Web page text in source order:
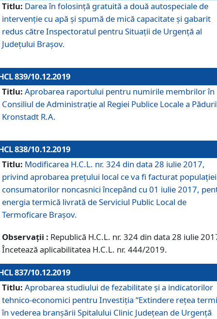
Titlu: Darea în folosință gratuită a două autospeciale de
intervenție cu apă și spumă de mică capacitate și gabarit
redus către Inspectoratul pentru Situaţii de Urgenţă al
Judeţului Brașov.
839/10.12.2019
Titlu: Aprobarea raportului pentru numirile membrilor în
Consiliul de Administraţie al Regiei Publice Locale a
Kronstadt R.A.
838/10.12.2019
Titlu: Modificarea H.C.L. nr. 324 din data 28 iulie 2017,
privind aprobarea preţului local ce va fi facturat
consumatorilor noncasnici începând cu 01 iulie 2017,
energia termică livrată de Serviciul Public Local de
Termoficare Braşov.
Observații : Republică H.C.L. nr. 324 din data 28 iulie
Încetează aplicabilitatea H.C.L. nr. 444/2019.
837/10.12.2019
Titlu: Aprobarea studiului de fezabilitate și a indicatorilor
tehnico-economici pentru Investiția “Extindere rețea
în vederea branșării Spitalului Clinic Județean de Urgență